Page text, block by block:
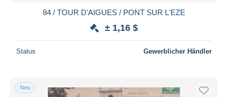
84 / TOUR D'AIGUES / PONT SUR L'EZE
± 1,16 $
Status Gewerblicher Händler
Neu